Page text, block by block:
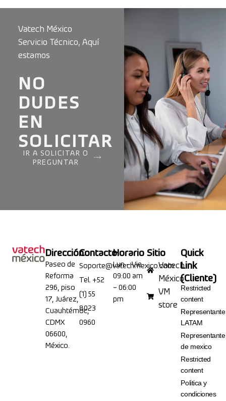
Vatech México
Servicio Técnico, Aquí
estamos
NO
DUDES
EN
SOLICITAR
IR A SOLICITAR O
PREGUNTAR
Dirección
Paseo de
Reforma
296, piso
17, Juárez,
Cuauhtémoc,
CDMX
06600,
México.
Contacto
Soporte@vatechmexico.com
Tel. +52
(1) 55
8023
0960
Horario
Lun – Vie
09:00 am
– 06:00
pm
Sitio
Vatech
México
VM
store
Quick
Link
(Cliente)
Restricted
content
Representante
LATAM
Representante
de mexico
Restricted
content
Politica y
condiciones